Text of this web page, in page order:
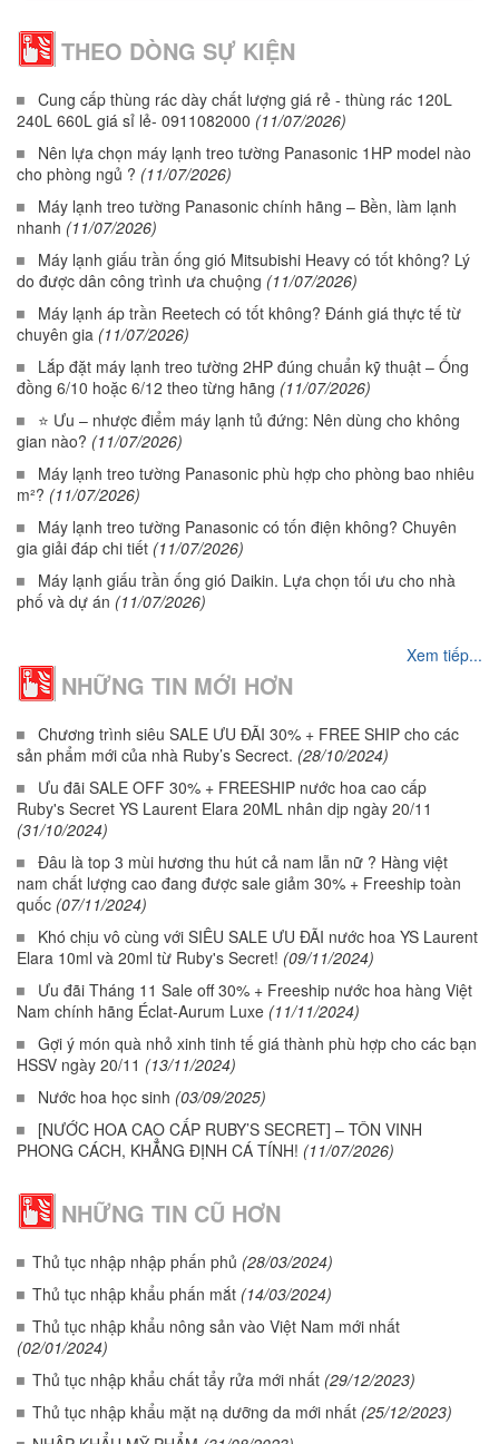
THEO DÒNG SỰ KIỆN
Cung cấp thùng rác dày chất lượng giá rẻ - thùng rác 120L
240L 660L giá sỉ lẻ- 0911082000 (11/07/2026)
Nên lựa chọn máy lạnh treo tường Panasonic 1HP model nào
cho phòng ngủ ? (11/07/2026)
Máy lạnh treo tường Panasonic chính hãng – Bền, làm lạnh
nhanh (11/07/2026)
Máy lạnh giấu trần ống gió Mitsubishi Heavy có tốt không? Lý
do được dân công trình ưa chuộng (11/07/2026)
Máy lạnh áp trần Reetech có tốt không? Đánh giá thực tế từ
chuyên gia (11/07/2026)
Lắp đặt máy lạnh treo tường 2HP đúng chuẩn kỹ thuật – Ống
đồng 6/10 hoặc 6/12 theo từng hãng (11/07/2026)
⭐ Ưu – nhược điểm máy lạnh tủ đứng: Nên dùng cho không
gian nào? (11/07/2026)
Máy lạnh treo tường Panasonic phù hợp cho phòng bao nhiêu
m²? (11/07/2026)
Máy lạnh treo tường Panasonic có tốn điện không? Chuyên
gia giải đáp chi tiết (11/07/2026)
Máy lạnh giấu trần ống gió Daikin. Lựa chọn tối ưu cho nhà
phố và dự án (11/07/2026)
Xem tiếp...
NHỮNG TIN MỚI HƠN
Chương trình siêu SALE ƯU ĐÃI 30% + FREE SHIP cho các
sản phẩm mới của nhà Ruby’s Secrect. (28/10/2024)
Ưu đãi SALE OFF 30% + FREESHIP nước hoa cao cấp
Ruby's Secret YS Laurent Elara 20ML nhân dịp ngày 20/11
(31/10/2024)
Đâu là top 3 mùi hương thu hút cả nam lẫn nữ ? Hàng việt
nam chất lượng cao đang được sale giảm 30% + Freeship toàn
quốc (07/11/2024)
Khó chịu vô cùng với SIÊU SALE ƯU ĐÃI nước hoa YS Laurent
Elara 10ml và 20ml từ Ruby's Secret! (09/11/2024)
Ưu đãi Tháng 11 Sale off 30% + Freeship nước hoa hàng Việt
Nam chính hãng Éclat-Aurum Luxe (11/11/2024)
Gợi ý món quà nhỏ xinh tinh tế giá thành phù hợp cho các bạn
HSSV ngày 20/11 (13/11/2024)
Nước hoa học sinh (03/09/2025)
[NƯỚC HOA CAO CẤP RUBY’S SECRET] – TÔN VINH
PHONG CÁCH, KHẲNG ĐỊNH CÁ TÍNH! (11/07/2026)
NHỮNG TIN CŨ HƠN
Thủ tục nhập nhập phấn phủ (28/03/2024)
Thủ tục nhập khẩu phấn mắt (14/03/2024)
Thủ tục nhập khẩu nông sản vào Việt Nam mới nhất
(02/01/2024)
Thủ tục nhập khẩu chất tẩy rửa mới nhất (29/12/2023)
Thủ tục nhập khẩu mặt nạ dưỡng da mới nhất (25/12/2023)